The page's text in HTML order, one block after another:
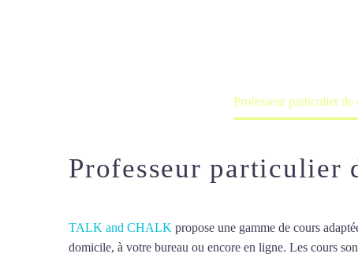
Professeur particulier
Professeur particulier
TALK and CHALK propose une gamme de cours
domicile, à votre bureau ou encore en ligne. Les cours